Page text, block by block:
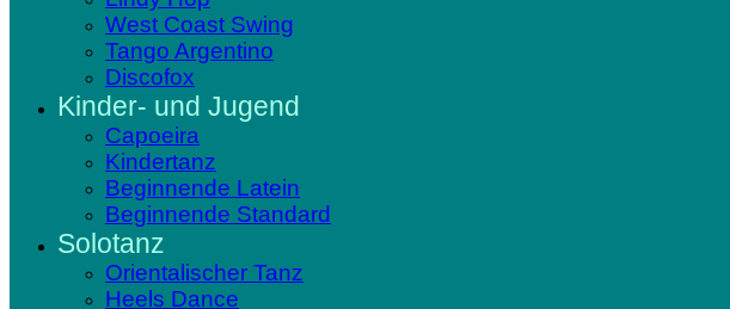
West Coast Swing
Tango Argentino
Discofox
Kinder- und Jugend
Capoeira
Kindertanz
Beginnende Latein
Beginnende Standard
Solotanz
Orientalischer Tanz
Heels Dance